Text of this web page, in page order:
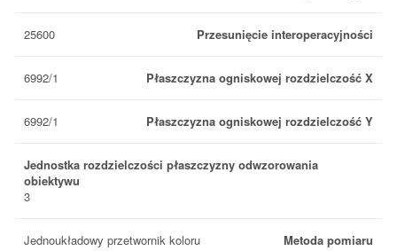
Przesunięcie interoperacyjności
25600
Płaszczyzna ogniskowej rozdzielczość X
6992/1
Płaszczyzna ogniskowej rozdzielczość Y
6992/1
Jednostka rozdzielczości płaszczyzny odwzorowania
obiektywu
3
Metoda pomiaru
Jednoukładowy przetwornik koloru